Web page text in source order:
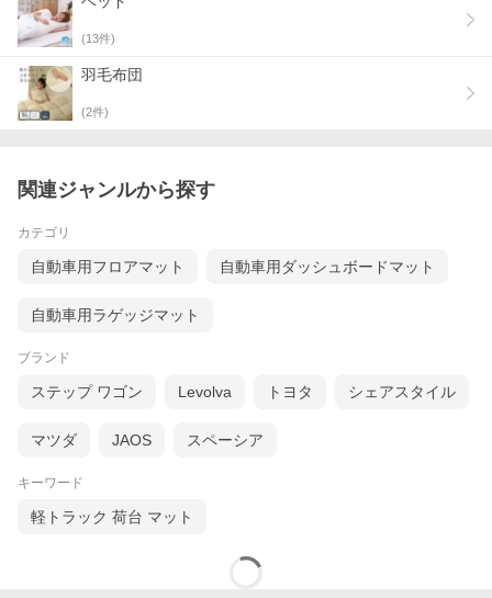
(13件)
羽毛布団
(2件)
関連ジャンルから探す
カテゴリ
自動車用フロアマット 自動車用ダッシュボードマット
自動車用ラゲッジマット
ブランド
ステップ ワゴン Levolva トヨタ シェアスタイル
マツダ JAOS スペーシア
キーワード
軽トラック 荷台 マット